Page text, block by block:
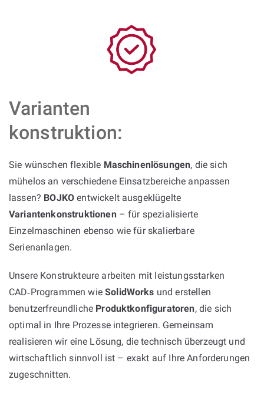
Varianten
konstruktion:
Sie wünschen flexible Maschinenlösungen, die sich
mühelos an verschiedene Einsatzbereiche anpassen
lassen? BOJKO entwickelt ausgeklügelte
Variantenkonstruktionen– für spezialisierte
Einzelmaschinen ebenso wie für skalierbare
Serienanlagen.
Unsere Konstrukteure arbeiten mit leistungsstarken
CAD‑Programmen wieSolidWorks und erstellen
benutzerfreundliche Produktkonfiguratoren, die sich
optimal in Ihre Prozesse integrieren. Gemeinsam
realisieren wir eine Lösung, die technisch überzeugt und
wirtschaftlich sinnvoll ist – exakt auf Ihre Anforderungen
zugeschnitten.